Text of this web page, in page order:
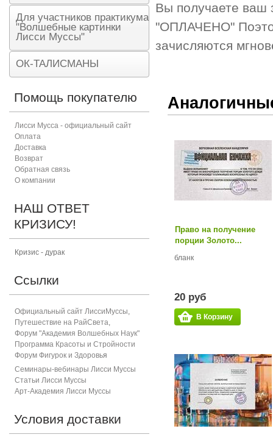
Вы получаете ваш
"ОПЛАЧЕНО"
зачисляются
Право на получение
порции Золото...
бланк
20 руб
В Корзину
Для участников практикума
"Волшебные картинки
Лисси Муссы"
ОК-ТАЛИСМАНЫ
Помощь покупателю
Лисси Мусса - официальный сайт
Оплата
Доставка
Возврат
Обратная связь
О компании
НАШ ОТВЕТ
КРИЗИСУ!
Кризис - дурак
Ссылки
Официальный сайт ЛиссиМуссы,
Путешествие на РайСвета,
Форум "Академия Волшебных Наук"
Программа Красоты и Стройности
Форум Фигурок и Здоровья
Семинары-вебинары Лисси Муссы
Статьи Лисси Муссы
Арт-Академия Лисси Муссы
Условия доставки